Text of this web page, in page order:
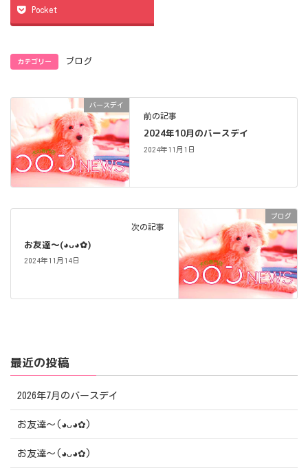
Pocket
カテゴリー ブログ
バースデイ
前の記事
2024年10月のバースデイ
2024年11月1日
ブログ
次の記事
お友達〜(⁠◕⁠ᴗ⁠◕⁠✿⁠)
2024年11月14日
最近の投稿
2026年7月のバースデイ
お友達〜(⁠◕⁠ᴗ⁠◕⁠✿⁠)
お友達〜(⁠◕⁠ᴗ⁠◕⁠✿⁠)